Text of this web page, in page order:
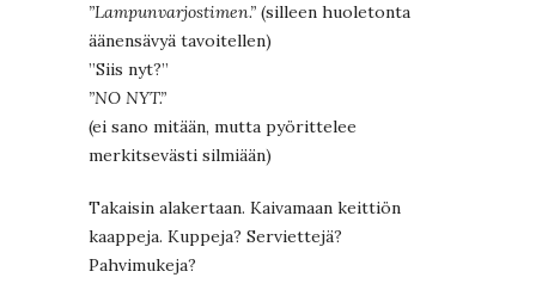
”Lampunvarjostimen.” (silleen huoletonta
äänensävyä tavoitellen)
”Siis nyt?”
”NO NYT.”
(ei sano mitään, mutta pyörittelee
merkitsevästi silmiään)
Takaisin alakertaan. Kaivamaan keittiön
kaappeja. Kuppeja? Serviettejä?
Pahvimukeja?